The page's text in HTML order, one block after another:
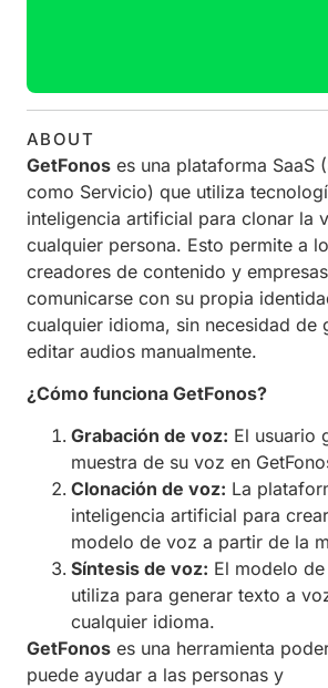
ABOUT
GetFonos es una plataforma SaaS
como Servicio) que utiliza
inteligencia artificial para clonar la
cualquier persona. Esto permite a
creadores de contenido y empresas
comunicarse con su propia
cualquier idioma, sin necesidad de
editar audios manualmente.
¿Cómo funciona GetFonos?
Grabación de voz: El usuario
muestra de su voz en
Clonación de voz: La
inteligencia artificial para
modelo de voz a partir de la
Síntesis de voz: El modelo
utiliza para generar texto a
cualquier idioma.
GetFonos es una herramienta
puede ayudar a las personas y